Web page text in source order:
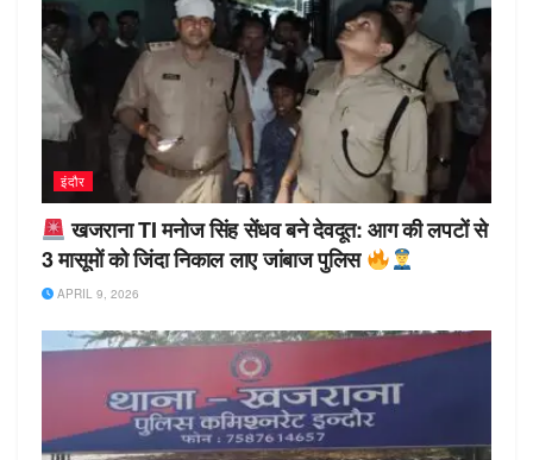
इंदौर
खजराना TI मनोज सिंह सेंधव बने देवदूत: आग की लपटों से
3 मासूमों को जिंदा निकाल लाए जांबाज पुलिस
APRIL 9, 2026